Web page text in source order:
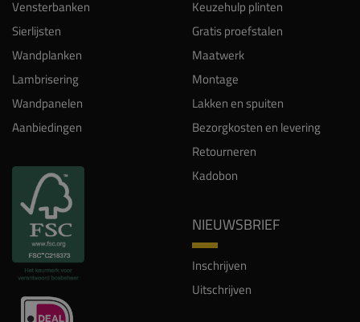
Vensterbanken
Sierlijsten
Wandplanken
Lambrisering
Wandpanelen
Aanbiedingen
Keuzehulp plinten
Gratis proefstalen
Maatwerk
Montage
Lakken en spuiten
Bezorgkosten en levering
Retourneren
Kadobon
NIEUWSBRIEF
Inschrijven
Uitschrijven